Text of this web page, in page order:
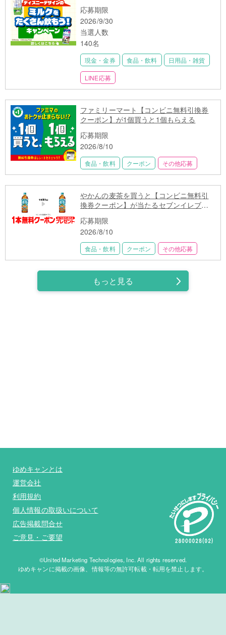
応募期限
2026/9/30
当選人数
140名
現金・金券 食品・飲料 日用品・雑貨
LINE応募
ファミリーマート【コンビニ無料引換券
クーポン】が1個買うと1個もらえる
応募期限
2026/8/10
食品・飲料 クーポン その他応募
やかんの麦茶を買うと【コンビニ無料引
換券クーポン】が当たるセブンイレブン
応募期限
2026/8/10
食品・飲料 クーポン その他応募
もっと見る
ゆめキャンとは
運営会社
利用規約
個人情報の取扱いについて
広告掲載問合せ
ご意見・ご要望
©United Marketing Technologies, Inc. All rights reserved.
ゆめキャンに掲載の画像、情報等の無許可転載・転用を禁止します。